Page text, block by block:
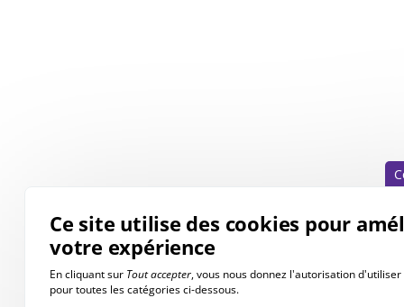
Ce site utilise des cookies pour
votre expérience
En cliquant sur Tout accepter, vous nous donnez l'autorisation d'utiliser
pour toutes les catégories ci-dessous.